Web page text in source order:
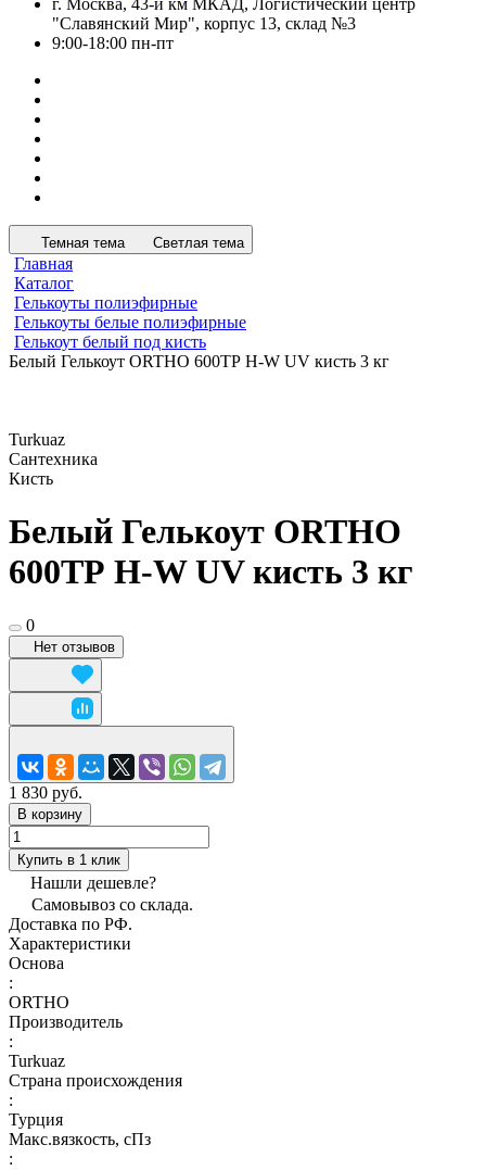
г. Москва, 43-й км МКАД, Логистический центр
"Славянский Мир", корпус 13, склад №3
9:00-18:00 пн-пт
Темная тема Светлая тема
Главная
Каталог
Гелькоуты полиэфирные
Гелькоуты белые полиэфирные
Гелькоут белый под кисть
Белый Гелькоут ORTHO 600ТР H-W UV кисть 3 кг
Turkuaz
Сантехника
Кисть
Белый Гелькоут ORTHO
600ТР H-W UV кисть 3 кг
0
Нет отзывов
1 830 руб.
В корзину
Купить в 1 клик
Нашли дешевле?
Самовывоз со склада.
Доставка по РФ.
Характеристики
Основа
:
ORTHO
Производитель
:
Turkuaz
Страна происхождения
:
Турция
Макс.вязкoсть, сПз
: